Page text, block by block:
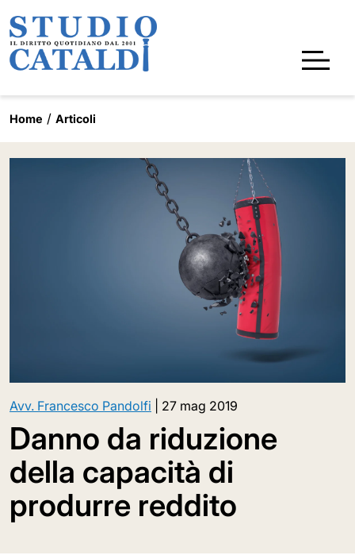
Home Articoli
Avv. Francesco Pandolfi 27 mag 2019
Danno da riduzione
della capacità di
produrre reddito